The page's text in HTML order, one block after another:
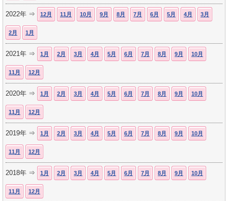
2022年 ⇒ 12月 11月 10月 9月 8月 7月 6月 5月 4月 3月
2月 1月
2021年 ⇒ 1月 2月 3月 4月 5月 6月 7月 8月 9月 10月
11月 12月
2020年 ⇒ 1月 2月 3月 4月 5月 6月 7月 8月 9月 10月
11月 12月
2019年 ⇒ 1月 2月 3月 4月 5月 6月 7月 8月 9月 10月
11月 12月
2018年 ⇒ 1月 2月 3月 4月 5月 6月 7月 8月 9月 10月
11月 12月